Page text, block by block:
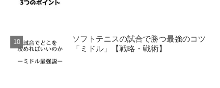
ソフトテニスの試合で勝つ最強のコツ
「ミドル」【戦略・戦術】